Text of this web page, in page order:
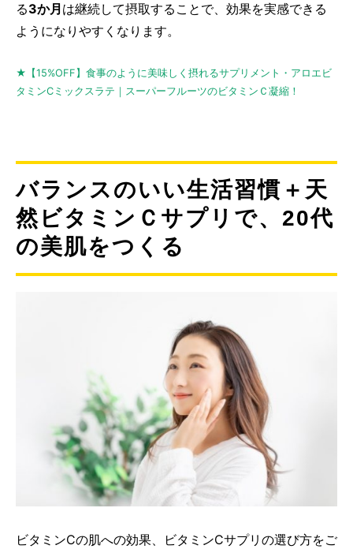
る3か月 は継続して摂取することで、効果を実感できる
ようになりやすくなります。
★【15%OFF】食事のように美味しく摂れるサプリメント・アロエビ
タミンCミックスラテ｜スーパーフルーツのビタミンＣ凝縮！
バランスのいい生活習慣＋天
然ビタミンＣサプリで、20代
の美肌をつくる
ビタミンCの肌への効果、ビタミンCサプリの選び方をご